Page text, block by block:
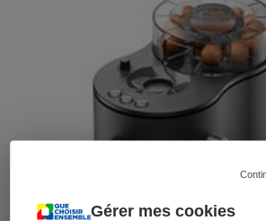
Gérer mes cookies